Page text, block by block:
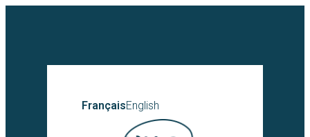
FrançaisEnglish